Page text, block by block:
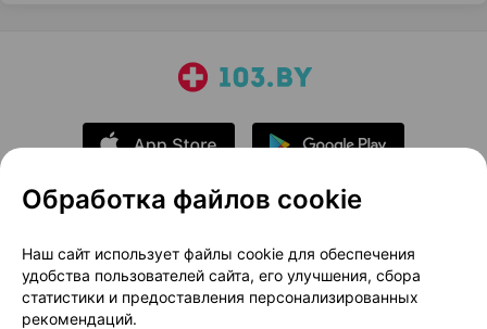
О проекте
Новости проекта
Размещение рекламы
Медицинский маркетинг
Публичный договор
Доставка
Обработка файлов cookie
Наш сайт использует файлы cookie для обеспечения
удобства пользователей сайта, его улучшения, сбора
статистики и предоставления персонализированных
рекомендаций.